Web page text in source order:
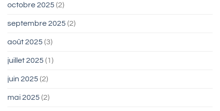
octobre 2025 (2)
septembre 2025 (2)
août 2025 (3)
juillet 2025 (1)
juin 2025 (2)
mai 2025 (2)